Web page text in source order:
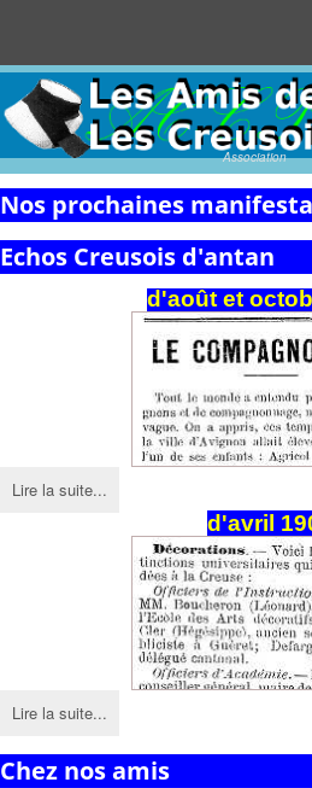
Association
Nos prochaines
Echos Creusois d'antan
d'août et
Lire la suite...
d'avril
Lire la suite...
Chez nos amis